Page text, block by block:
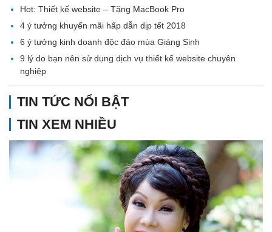
Hot: Thiết kế website – Tặng MacBook Pro
4 ý tưởng khuyến mãi hấp dẫn dịp tết 2018
6 ý tưởng kinh doanh độc đáo mùa Giáng Sinh
9 lý do bạn nên sử dụng dịch vụ thiết kế website chuyên
nghiệp
TIN TỨC NỔI BẬT
TIN XEM NHIỀU